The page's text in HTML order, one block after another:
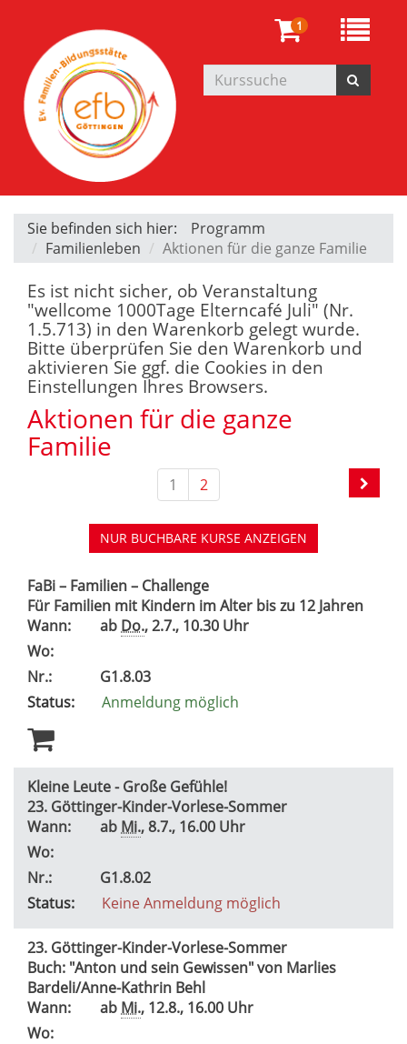
1
Sie befinden sich hier:
Programm
Familienleben
Aktionen für die ganze Familie
Es ist nicht sicher, ob Veranstaltung
"wellcome 1000Tage Elterncafé Juli" (Nr.
1.5.713) in den Warenkorb gelegt wurde.
Bitte überprüfen Sie den Warenkorb und
aktivieren Sie ggf. die Cookies in den
Einstellungen Ihres Browsers.
Aktionen für die ganze
Familie
1 2
NUR BUCHBARE KURSE ANZEIGEN
FaBi – Familien – Challenge
Für Familien mit Kindern im Alter bis zu 12 Jahren
Wann:
ab Do., 2.7., 10.30 Uhr
Wo:
Nr.:
G1.8.03
Status:
Anmeldung möglich
Kleine Leute - Große Gefühle!
23. Göttinger-Kinder-Vorlese-Sommer
Wann:
ab Mi., 8.7., 16.00 Uhr
Wo:
Nr.:
G1.8.02
Status:
Keine Anmeldung möglich
23. Göttinger-Kinder-Vorlese-Sommer
Buch: "Anton und sein Gewissen" von Marlies
Bardeli/Anne-Kathrin Behl
Wann:
ab Mi., 12.8., 16.00 Uhr
Wo: